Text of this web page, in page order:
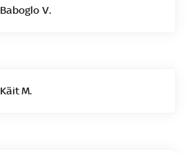
Baboglo V.
Käit M.